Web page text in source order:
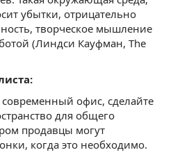
убытки, отрицательно
творческое мышление
(Линдси Кауфман, The
офис, сделайте
для общего
продавцы могут
когда это необходимо.